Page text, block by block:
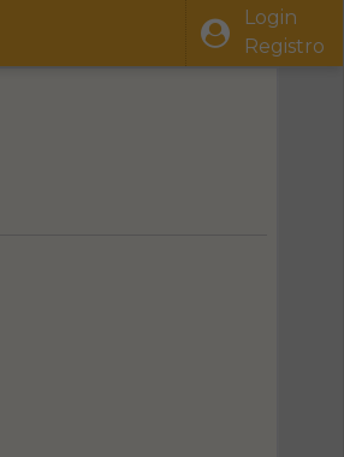
Login
Registro